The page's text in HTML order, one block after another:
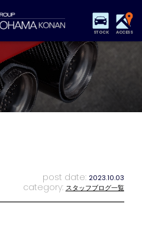
STOCK ACCESS
サービス パーツリスト
舗情報 アクセスマップ
別作業 注文販売
post date: 2023.10.03
category: スタッフブログ一覧